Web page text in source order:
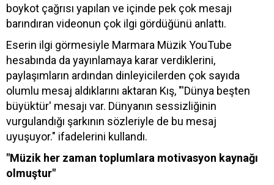
boykot çağrısı yapılan ve içinde pek çok mesajı
barındıran videonun çok ilgi gördüğünü anlattı.
Eserin ilgi görmesiyle Marmara Müzik YouTube
hesabında da yayınlamaya karar verdiklerini,
paylaşımların ardından dinleyicilerden çok sayıda
olumlu mesaj aldıklarını aktaran Kış, "'Dünya beşten
büyüktür' mesajı var. Dünyanın sessizliğinin
vurgulandığı şarkının sözleriyle de bu mesaj
uyuşuyor." ifadelerini kullandı.
"Müzik her zaman toplumlara motivasyon kaynağı
olmuştur"